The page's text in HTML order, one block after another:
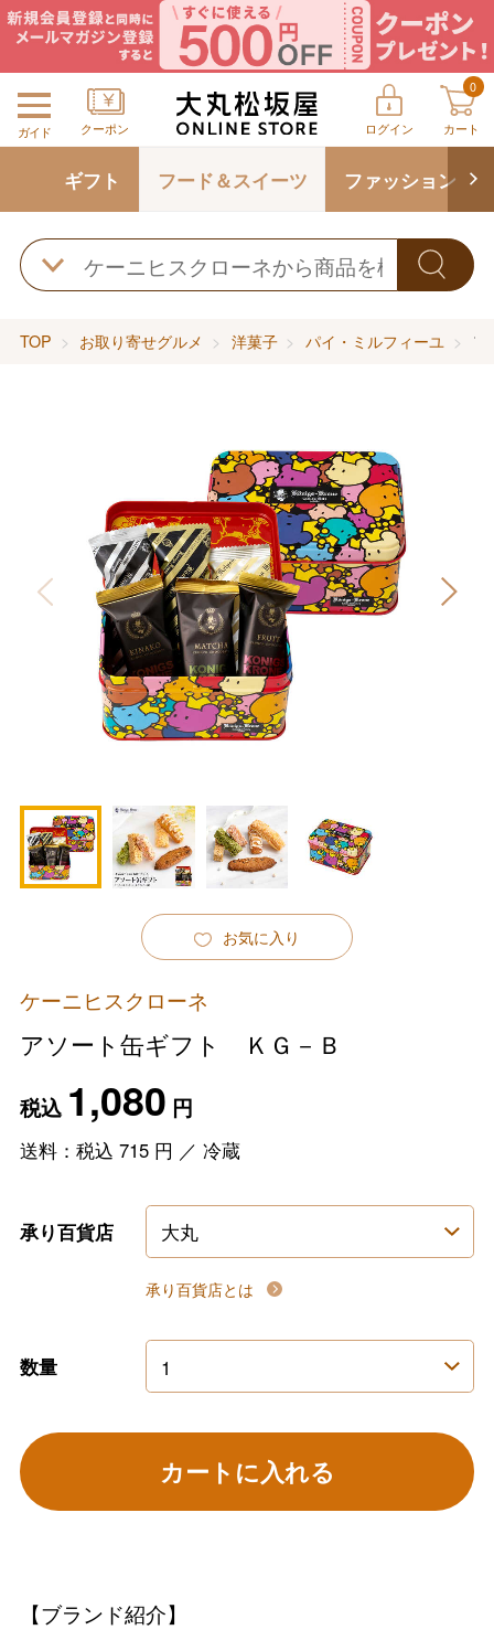
ガイド クーポン ログイン
0
カート
ギフト フード＆スイーツ ファッション
TOP お取り寄せグルメ 洋菓子 パイ・ミルフィーユ
お気に入り
ケーニヒスクローネ
アソート缶ギフト ＫＧ－Ｂ
税込 1,080 円
送料：税込 715円 ／ 冷蔵
承り百貨店
承り百貨店とは
数量
カートに入れる
【ブランド紹介】